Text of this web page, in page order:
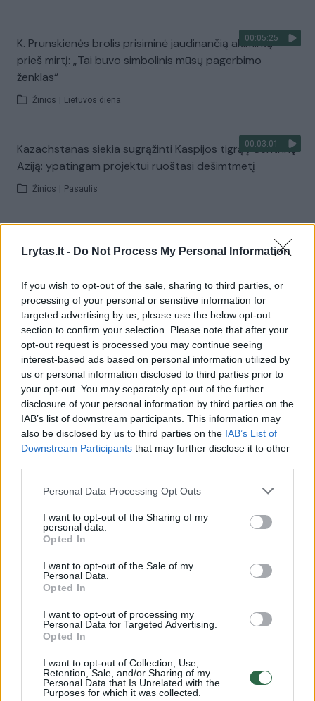
Lrytas.lt - Do Not Process My Personal Information
If you wish to opt-out of the sale, sharing to third parties, or
processing of your personal or sensitive information for
targeted advertising by us, please use the below opt-out
section to confirm your selection. Please note that after your
opt-out request is processed you may continue seeing
interest-based ads based on personal information utilized by
us or personal information disclosed to third parties prior to
your opt-out. You may separately opt-out of the further
disclosure of your personal information by third parties on the
IAB’s list of downstream participants. This information may
also be disclosed by us to third parties on the IAB’s List of
Downstream Participants that may further disclose it to other
Personal Data Processing Opt Outs
I want to opt-out of the Sharing of my
personal data.
Opted In
I want to opt-out of the Sale of my
Personal Data.
Opted In
I want to opt-out of processing my
Personal Data for Targeted Advertising.
Opted In
I want to opt-out of Collection, Use,
Retention, Sale, and/or Sharing of my
Personal Data that Is Unrelated with the
Purposes for which it was collected.
00:05:25
K. Prunskienės brolis prisiminė jaudinančią akimirką
prieš mirtį: „Tai buvo simbolinis mūsų pagerbimo
ženklas“
Žinios Lietuvos diena
00:03:01
Kazachstanas siekia sugrąžinti Kaspijos tigrą į Centrinę
Aziją: ypatingam projektui ruoštasi dešimtmetį
Žinios Pasaulis
Vilniuje: atskleidė populiariausią paruošimo būdą
Visi įrašai
Žiūrimiausi įrašai
00:00:49
Pateikė daugiau detalių apie iš tėvų paimtus šešis
00:00:30
Vaizdai iš tragiškos avarijos Vilniaus r.: dviejų moterų ir
vaiko gyvybių išgelbėti nepavyko
Žinios | Lietuvos diena
00:00:59
Nufilmavo, kaip patvino Vilniaus Vakarinis aplinkkelis:
vaizdas pribloškia
Žinios | Lietuvos diena